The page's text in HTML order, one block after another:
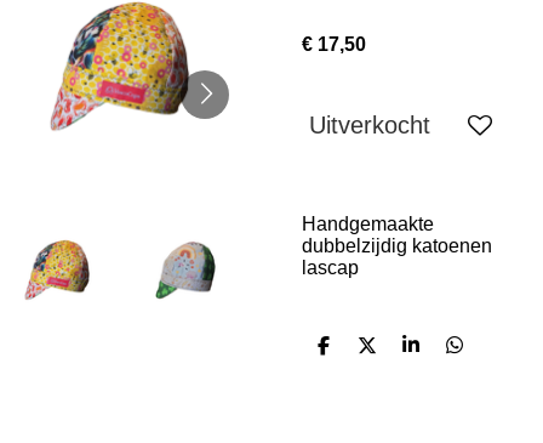
€ 17,50
Uitverkocht
Handgemaakte
dubbelzijdig katoenen
lascap
D
D
S
D